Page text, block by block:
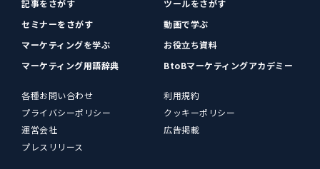
記事をさがす
ツールをさがす
セミナーをさがす
動画で学ぶ
マーケティングを学ぶ
お役立ち資料
マーケティング用語辞典
BtoBマーケティングアカデミー
各種お問い合わせ
利用規約
プライバシーポリシー
クッキーポリシー
運営会社
広告掲載
プレスリリース